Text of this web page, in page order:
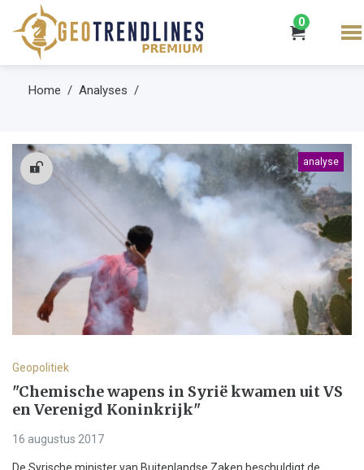
0
Home Analyses
analyse
Geopolitiek
"Chemische wapens in Syrië kwamen uit VS
en Verenigd Koninkrijk"
16 augustus 2017
De Syrische minister van Buitenlandse Zaken beschuldigt de